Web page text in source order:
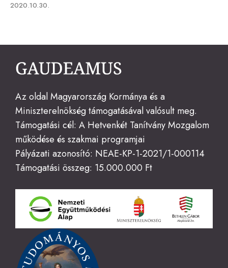
Published
2020.10.30.
Az oldal Magyarország Kormánya és a
Miniszterelnökség támogatásával valósult meg.
Támogatási cél: A Hetvenkét Tanítvány Mozgalom
működése és szakmai programjai
Pályázati azonosító: NEAE-KP-1-2021/1-000114
Támogatási összeg: 15.000.000 Ft